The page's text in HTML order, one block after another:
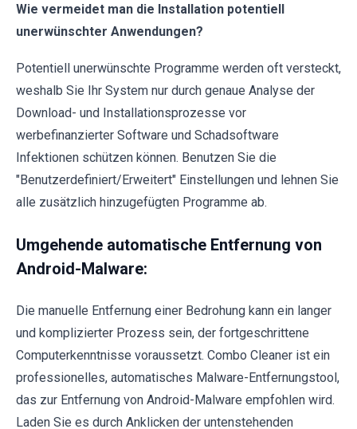
Wie vermeidet man die Installation potentiell
unerwünschter Anwendungen?
Potentiell unerwünschte Programme werden oft versteckt,
weshalb Sie Ihr System nur durch genaue Analyse der
Download- und Installationsprozesse vor
werbefinanzierter Software und Schadsoftware
Infektionen schützen können. Benutzen Sie die
"Benutzerdefiniert/Erweitert" Einstellungen und lehnen Sie
alle zusätzlich hinzugefügten Programme ab.
Umgehende automatische Entfernung von
Android-Malware:
Die manuelle Entfernung einer Bedrohung kann ein langer
und komplizierter Prozess sein, der fortgeschrittene
Computerkenntnisse voraussetzt. Combo Cleaner ist ein
professionelles, automatisches Malware-Entfernungstool,
das zur Entfernung von Android-Malware empfohlen wird.
Laden Sie es durch Anklicken der untenstehenden